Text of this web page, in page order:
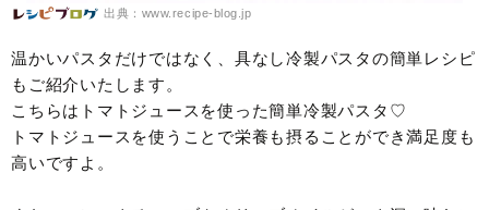
出典：www.recipe-blog.jp
温かいパスタだけではなく、具なし冷製パスタの簡単レシピ
もご紹介いたします。
こちらはトマトジュースを使った簡単冷製パスタ♡
トマトジュースを使うことで栄養も摂ることができ満足度も
高いですよ。